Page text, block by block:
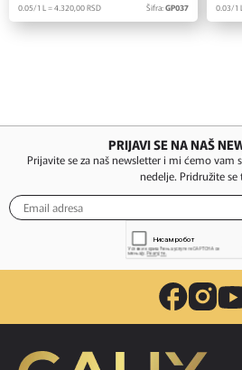
0.05/1 L = 4.320,00RSD Šifra:GP037 0.03/1
PRIJAVI SE NA NAŠ
Prijavite se za naš newsletter i mi ćemo vam
nedelje. Pridružite se